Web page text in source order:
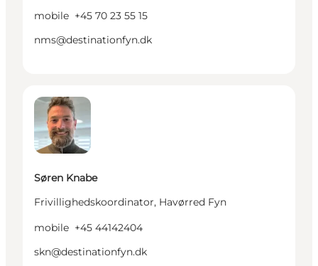
mobile +45 70 23 55 15
nms@destinationfyn.dk
Søren Knabe
Frivillighedskoordinator, Havørred Fyn
mobile +45 44142404
skn@destinationfyn.dk